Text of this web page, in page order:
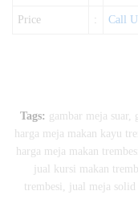
Price : Call
Tags: gambar meja suar
harga meja makan kayu
harga meja makan trembesi
jual kursi makan
trembesi
jual meja solid